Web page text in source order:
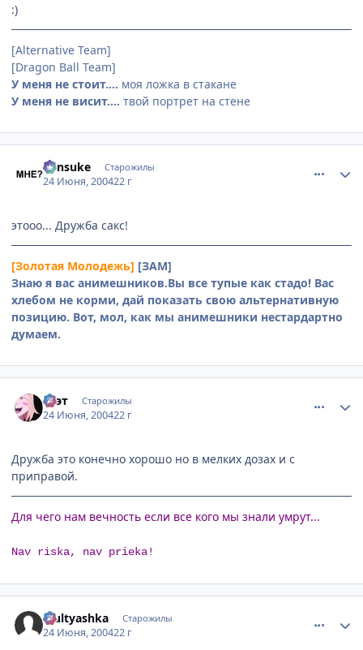
:)
[Alternative Team]
[Dragon Ball Team]
У меня не стоит.... моя ложка в стакане
У меня не висит.... твой портрет на стене
Kensuke Старожилы
24 Июня, 200422 г
этооо... Дружба сакс!
[Золотая Молодежь] [ЗАМ]
Знаю я вас анимешников.Вы все тупые как стадо! Вас
хлебом не корми, дай показать свою альтернативную
позицию. Вот, мол, как мы анимешники нестардартно
думаем.
Ксэт Старожилы
24 Июня, 200422 г
Дружба это конечно хорошо но в мелких дозах и с
приправой.
Для чего нам вечность если все кого мы знали умрут...
Nav riska, nav prieka!
Multyashka Старожилы
24 Июня, 200422 г